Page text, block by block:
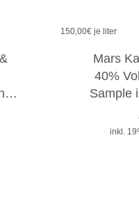
150,00€ je liter
Mars
40%
Sample
inkl.